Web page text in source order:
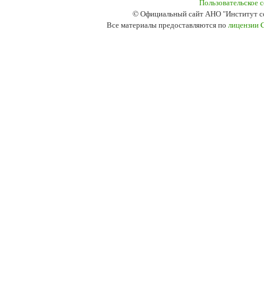
Пользовательское
© Официальный сайт АНО "Институт
Все материалы предоставляются по лицензии